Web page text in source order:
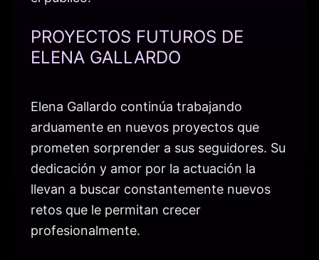
PROYECTOS FUTUROS DE
ELENA GALLARDO
Elena Gallardo continúa trabajando
arduamente en nuevos proyectos que
prometen sorprender a sus seguidores. Su
dedicación y amor por la actuación la
llevan a buscar constantemente nuevos
retos que le permitan crecer
profesionalmente.